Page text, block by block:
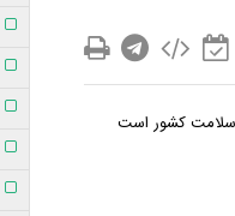
سلامت کشور است